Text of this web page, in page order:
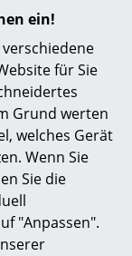
ein!
für Sie
Grund werten
welches Gerät
Wenn Sie
Sie die
"Anpassen".